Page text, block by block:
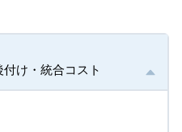
け・統合コスト